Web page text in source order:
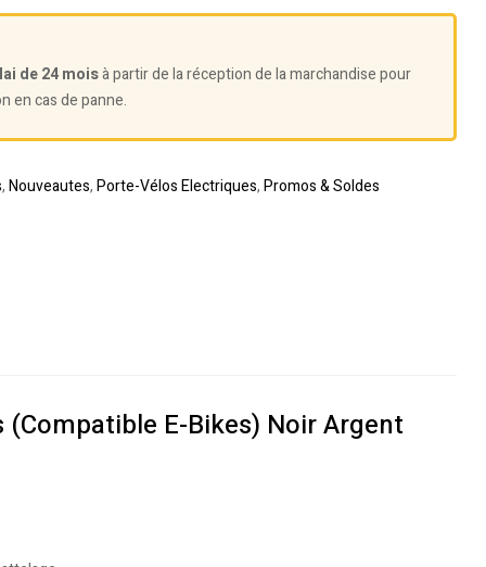
de 24 moisà partir de la réception de la marchandise pour
en cas de panne.
,Nouveautes,Porte-Vélos Electriques,Promos & Soldes
E-Bikes) Noir Argent